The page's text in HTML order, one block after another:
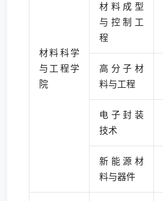
材料科学
与工程学
院
材料成型
与控制工
程
高分子材
料与工程
电子封装
技术
新能源材
料与器件